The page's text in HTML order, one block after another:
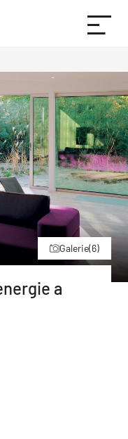
Galerie(6)
a